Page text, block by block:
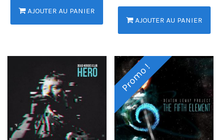
AJOUTER AU PANIER
AJOUTER AU PANIER
Promo !